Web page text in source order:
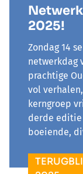
2025!
Zondag 14
netwerkdag
prachtige
vol
kerngroep
derde editie
boeiende,